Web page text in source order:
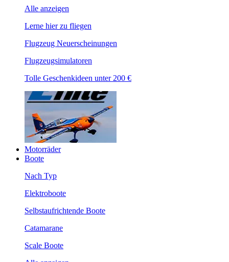
Alle anzeigen
Lerne hier zu fliegen
Flugzeug Neuerscheinungen
Flugzeugsimulatoren
Tolle Geschenkideen unter 200 €
Motorräder
Boote
Nach Typ
Elektroboote
Selbstaufrichtende Boote
Catamarane
Scale Boote